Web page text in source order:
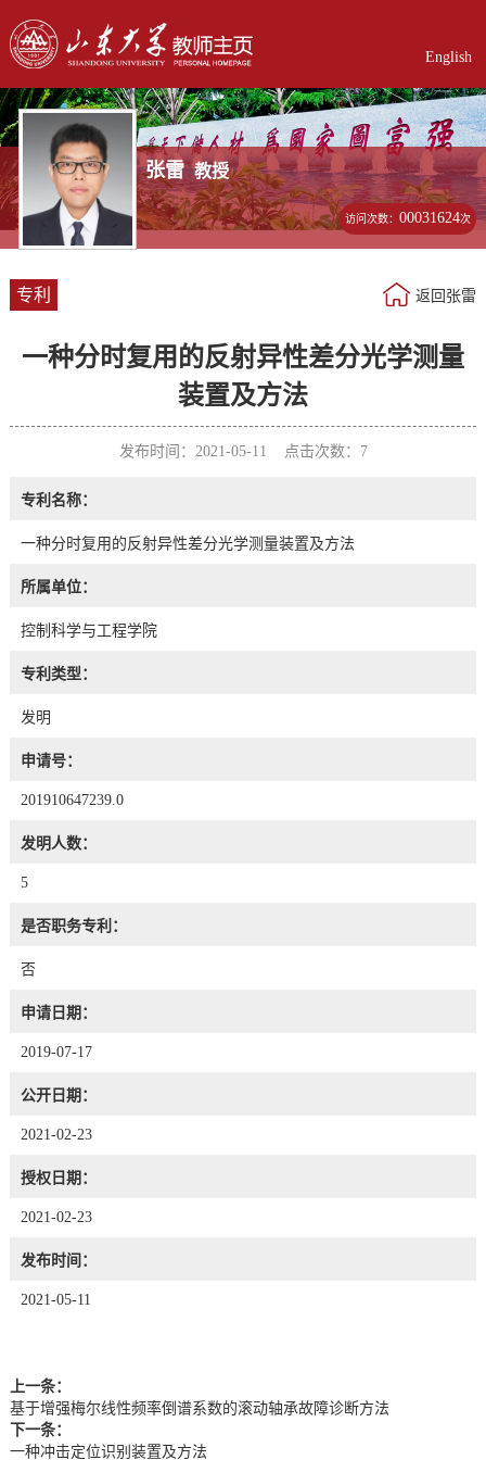
English
张雷 教授
访问次数：00031624次
专利 返回张雷
一种分时复用的反射异性差分光学测量
装置及方法
发布时间：2021-05-11 点击次数： 7
专利名称：
一种分时复用的反射异性差分光学测量装置及方法
所属单位：
控制科学与工程学院
专利类型：
发明
申请号：
201910647239.0
发明人数：
5
是否职务专利：
否
申请日期：
2019-07-17
公开日期：
2021-02-23
授权日期：
2021-02-23
发布时间：
2021-05-11
上一条：
基于增强梅尔线性频率倒谱系数的滚动轴承故障诊断方法
下一条：
一种冲击定位识别装置及方法